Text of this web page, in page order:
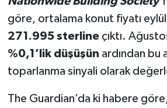
göre, ortalama konut fiyatı
271.995 sterlineçıktı.
%0,1’lik düşüşün ardından bu
toparlanma sinyali olarak
The Guardian’da ki habere göre,